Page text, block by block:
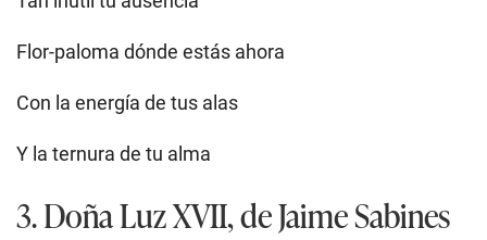
Flor-paloma dónde estás ahora
Con la energía de tus alas
Y la ternura de tu alma
3. Doña Luz XVII, de Jaime Sabines